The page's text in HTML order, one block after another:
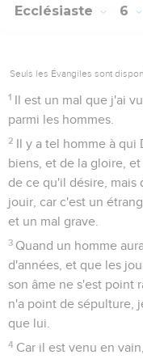
Ecclésiaste 6
Seuls les Évangiles sont
1 Il est un mal que j'ai
parmi les hommes.
2 Il y a tel homme à qui
biens, et de la gloire,
de ce qu'il désire, mais
jouir, car c'est un
et un mal grave.
3 Quand un homme
d'années, et que les
son âme ne s'est point
n'a point de sépulture,
que lui.
4 Car il est venu en